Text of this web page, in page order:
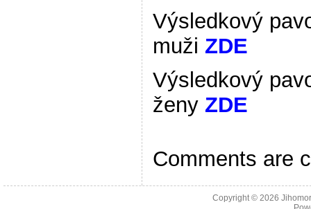
Výsledkový
muži ZDE
Výsledkový
ženy ZDE
Comments are
Copyright © 2026